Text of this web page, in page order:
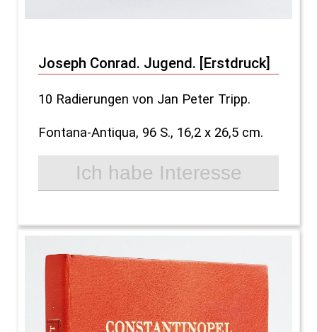
Joseph Conrad. Jugend. [Erstdruck]
10 Radierungen von Jan Peter Tripp.
Fontana-Antiqua, 96 S., 16,2 x 26,5 cm.